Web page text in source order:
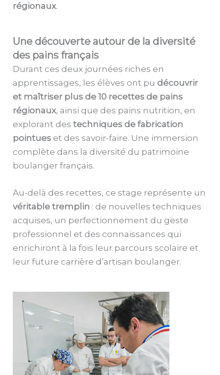
régionaux.
Une découverte autour de la diversité
des pains français
Durant ces deux journées riches en
apprentissages, les élèves ont pu découvrir
et maîtriser plus de 10 recettes de pains
régionaux, ainsi que des pains nutrition, en
explorant des techniques de fabrication
pointues et des savoir-faire. Une immersion
complète dans la diversité du patrimoine
boulanger français.
Au-delà des recettes, ce stage représente un
véritable tremplin : de nouvelles techniques
acquises, un perfectionnement du geste
professionnel et des connaissances qui
enrichiront à la fois leur parcours scolaire et
leur future carrière d’artisan boulanger.